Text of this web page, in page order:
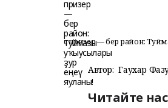
Өс призер — бер район:
Автор: Гаухар
Читайте нас